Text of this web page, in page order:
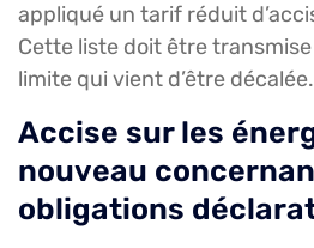
appliqué un tarif réduit
Cette liste doit être
limite qui vient d’être
Accise sur les
nouveau
obligations